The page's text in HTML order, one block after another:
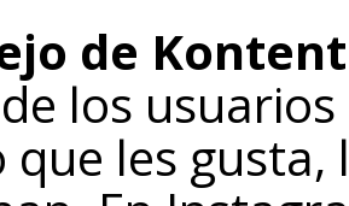
de
los
que les